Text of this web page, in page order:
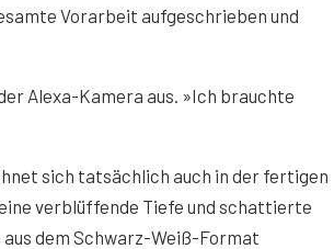
Vorarbeit aufgeschrieben und
Alexa-Kamera aus. »Ich brauchte
sich tatsächlich auch in der fertigen
verblüffende Tiefe und schattierte
dem Schwarz-Weiß-Format